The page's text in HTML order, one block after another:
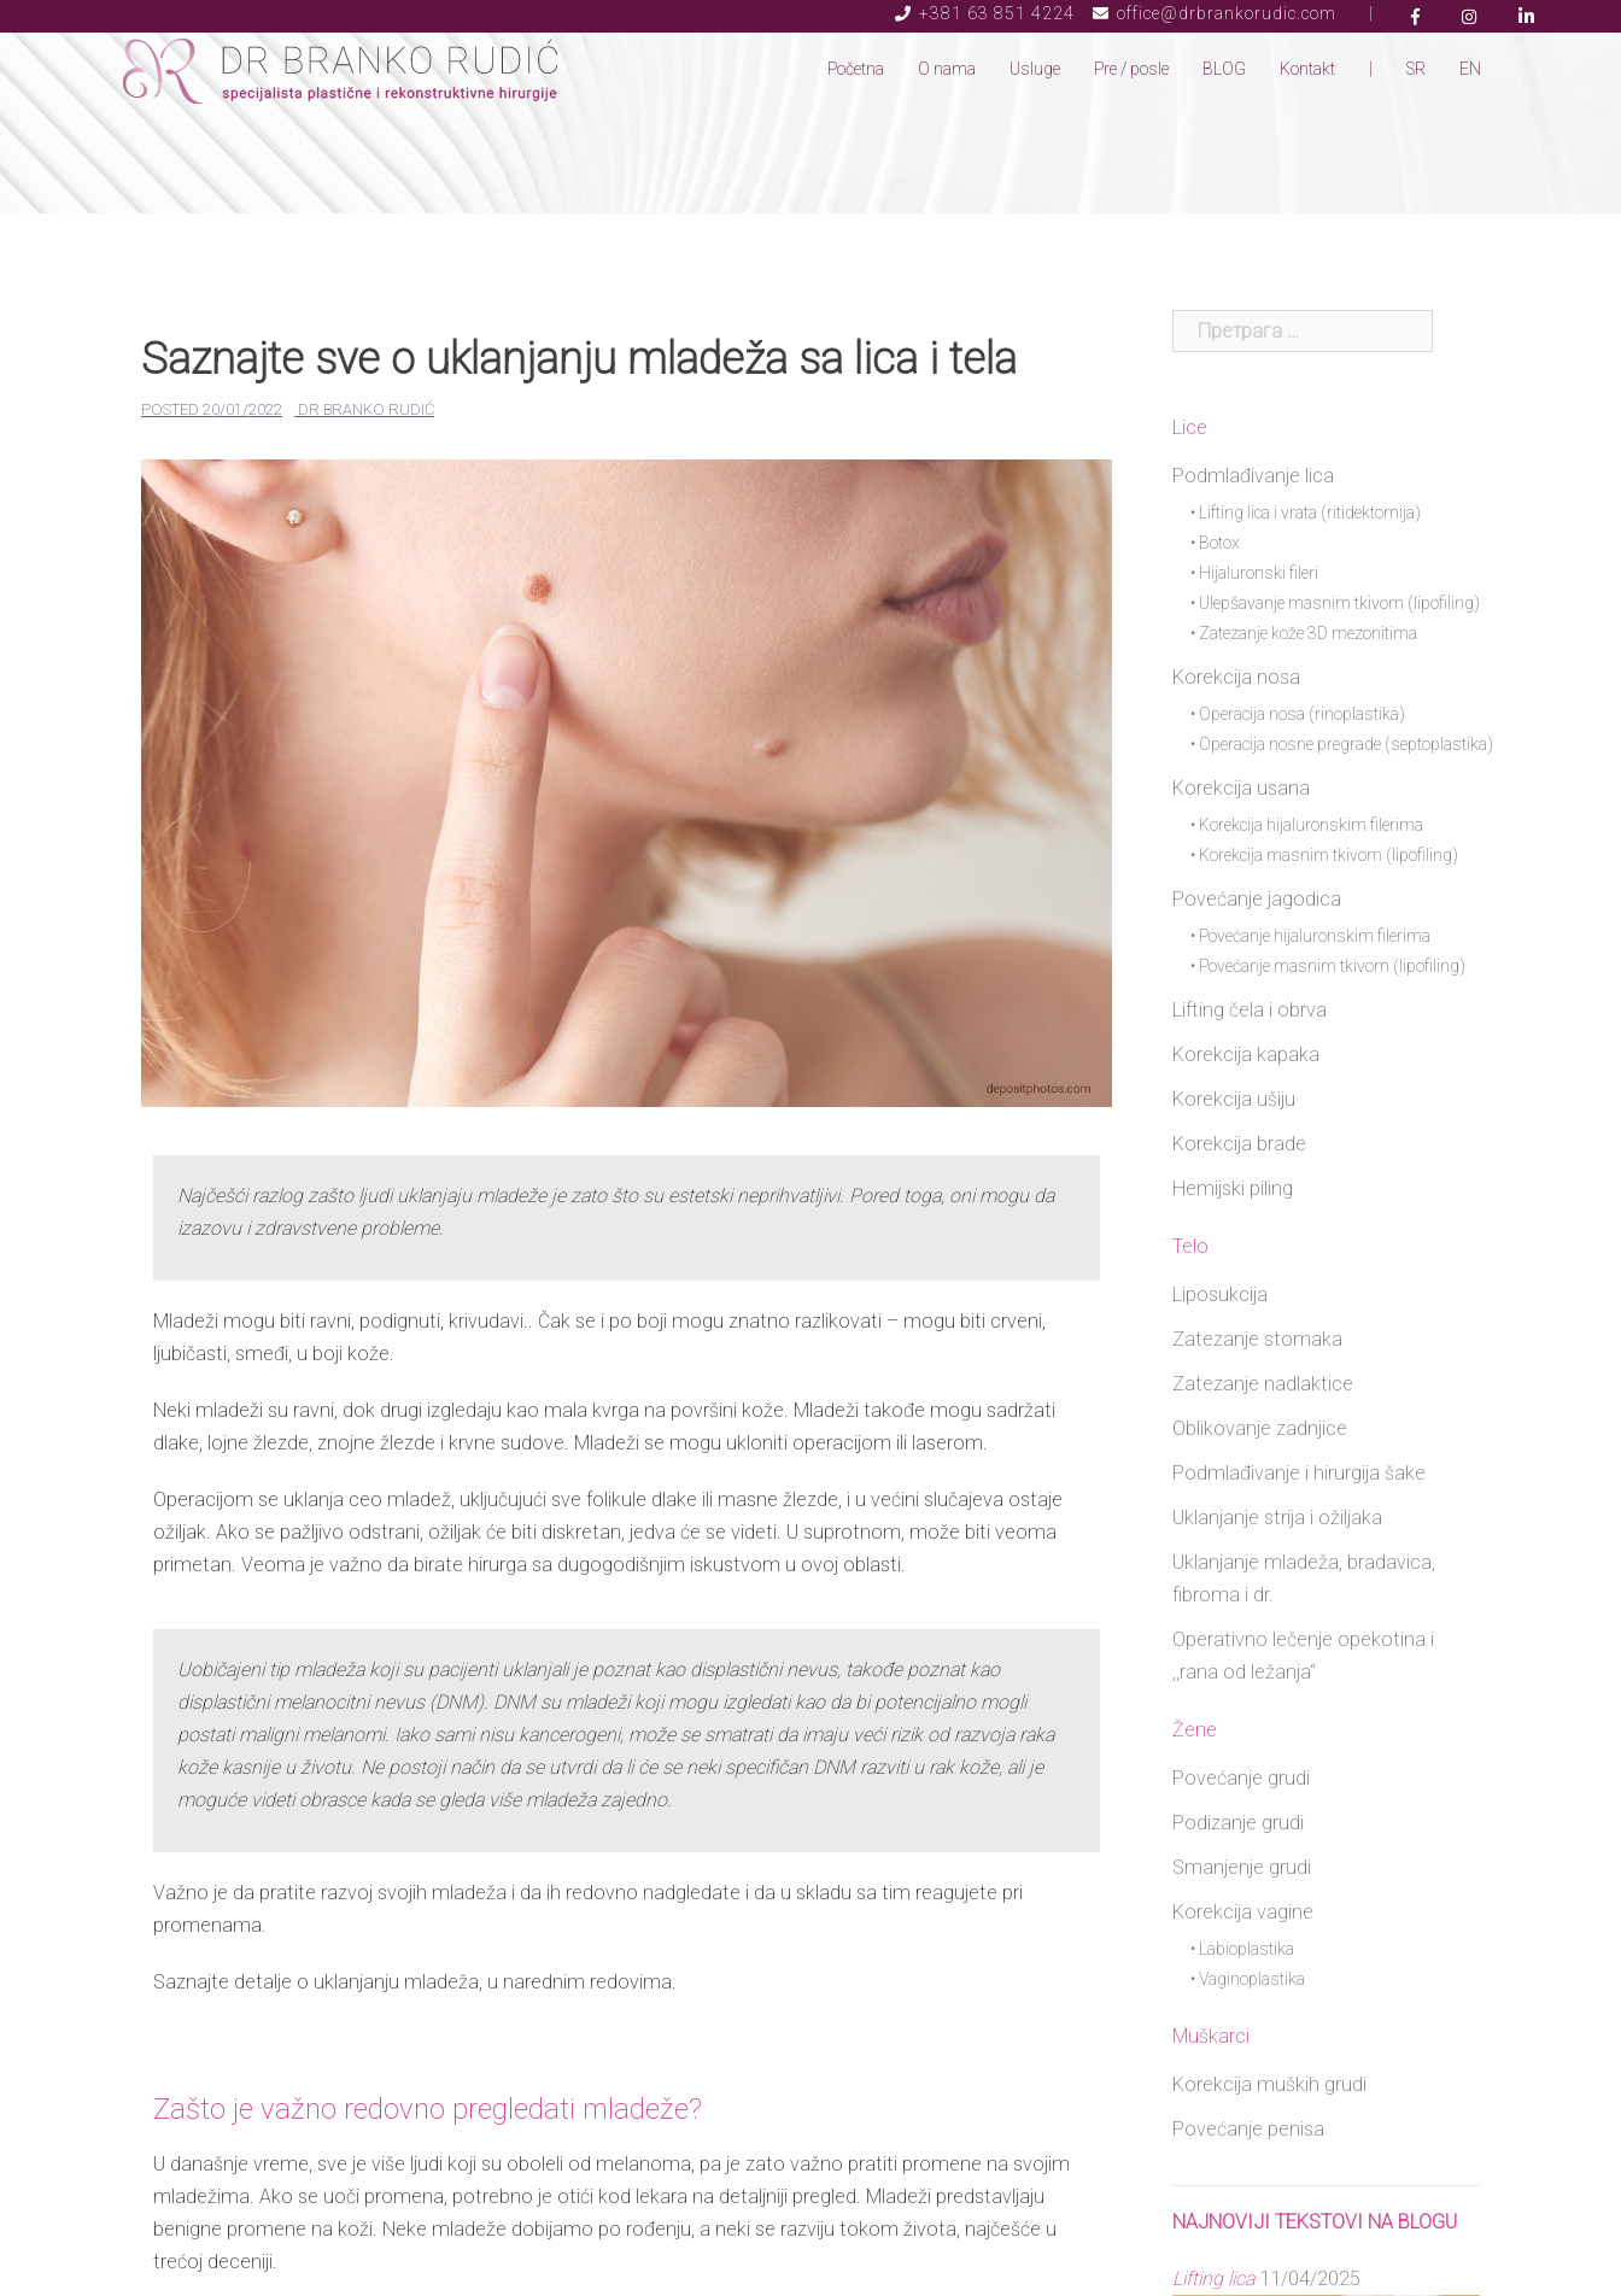
office@drbrankorudic.com
+381 63 851 4224
Početna O nama Usluge Pre / posle BLOG Kontakt SR EN
Saznajte sve o uklanjanju mladeža sa lica i tela
POSTED 20/01/2022 DR BRANKO RUDIĆ
Najčešći razlog zašto ljudi uklanjaju mladeže je zato što su estetski neprihvatljivi. Pored toga, oni mogu da
izazovu i zdravstvene probleme.
Mladeži mogu biti ravni, podignuti, krivudavi.. Čak se i po boji mogu znatno razlikovati – mogu biti crveni,
ljubičasti, smeđi, u boji kože.
Neki mladeži su ravni, dok drugi izgledaju kao mala kvrga na površini kože. Mladeži takođe mogu sadržati
dlake , lojne žlezde, znojne žlezde i krvne sudove. Mladeži se mogu ukloniti operacijom ili laserom
Operacijom se uklanja ceo mladež, uključujući sve folikule dlake ili masne žlezde, i u većini slučajeva ostaje
ožiljak. Ako se pažljivo odstrani, ožiljak će biti diskretan, jedva će se videti. U suprotnom, može biti veoma
primetan. Veoma je važno da birate hirurga sa dugogodišnjim iskustvom u ovoj oblasti.
Uobičajeni tip mladeža koji su pacijenti uklanjalije poznat kao displastični nevus, takođe poznat kao
displastični melanocitni nevus(DNM). DNM su mladeži koji mogu izgledati kao da bi potencijalno mogli
postati maligni melanomi. Iako sami nisu kancerogeni, može se smatrati da imaju veći rizik od razvoja raka
kože kasnije u životu. Ne postoji način da se utvrdi da li će se neki specifičan DNM razviti u rak kože, ali je
moguće videti obrasce kada se gleda više mladeža zajedno.
Važno je da pratite razvoj svojih mladeža i da ih redovno nadgledate i da u skladu sa tim reagujete pri
promenama.
Saznajte detalje o uklanjanju mladeža, u narednim redovima.
Zašto je važno redovno pregledati mladeže?
U današnje vreme, sve je više ljudi koji su oboleli od melanoma, pa je zato važno pratiti promene na svojim
mladežima. Ako se uoči promena, potrebno je otići kod lekara na detaljniji pregled. Mladeži predstavljaju
benigne promene na koži. Neke mladeže dobijamo po rođenju, a neki se razviju tokom života , najčešće u
trećoj deceniji
Lice
Podmlađivanje lica
• Lifting lica i vrata (ritidektomija)
• Botox
• Hijaluronski fileri
• Ulepšavanje masnim tkivom (lipofiling)
• Zatezanje kože 3D mezonitima
Korekcija nosa
• Operacija nosa (rinoplastika)
• Operacija nosne pregrade (septoplastika)
Korekcija usana
• Korekcija hijaluronskim filerima
• Korekcija masnim tkivom (lipofiling)
Povećanje jagodica
• Povećanje hijaluronskim filerima
• Povećanje masnim tkivom (lipofiling)
Lifting čela i obrva
Korekcija kapaka
Korekcija ušiju
Korekcija brade
Hemijski piling
Telo
Liposukcija
Zatezanje stomaka
Zatezanje nadlaktice
Oblikovanje zadnjice
Podmlađivanje i hirurgija šake
Uklanjanje strija i ožiljaka
Uklanjanje mladeža, bradavica,
fibroma i dr.
Operativno lečenje opekotina i
,,rana od ležanja“
Žene
Povećanje grudi
Podizanje grudi
Smanjenje grudi
Korekcija vagine
• Labioplastika
• Vaginoplastika
Muškarci
Korekcija muških grudi
Povećanje penisa
NAJNOVIJI TEKSTOVI NA BLOGU
Lifting lica11/04/2025